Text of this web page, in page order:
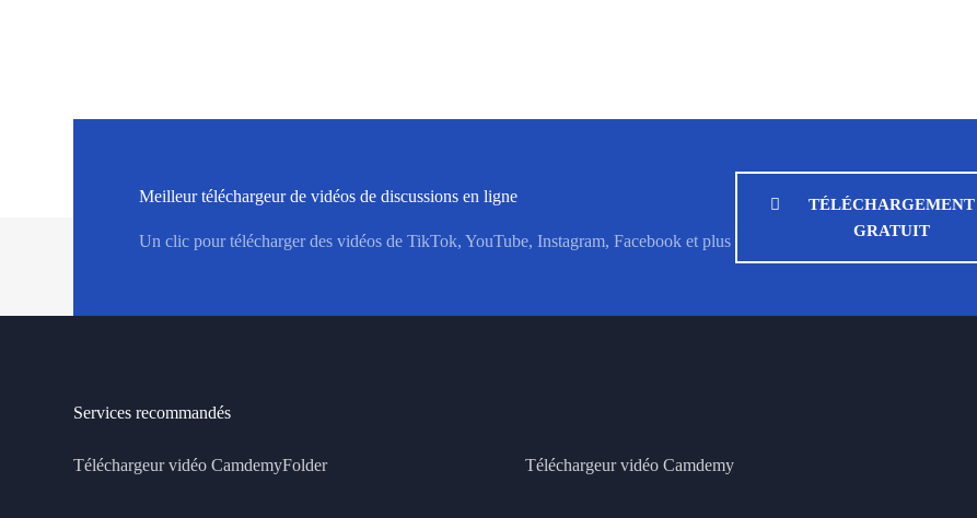
Meilleur téléchargeur de vidéos de discussions en ligne
Un clic pour télécharger des vidéos de TikTok, YouTube, Instagram, Facebook et plus
TÉLÉCHARGEMENT
GRATUIT
Services recommandés
Téléchargeur vidéo CamdemyFolder Téléchargeur vidéo Camdemy